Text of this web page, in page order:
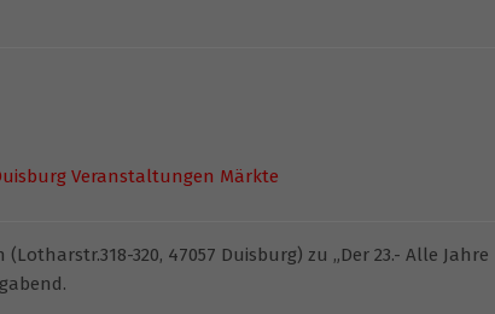
Veranstaltungen Märkte
320, 47057 Duisburg) zu „Der 23.- Alle Jahre